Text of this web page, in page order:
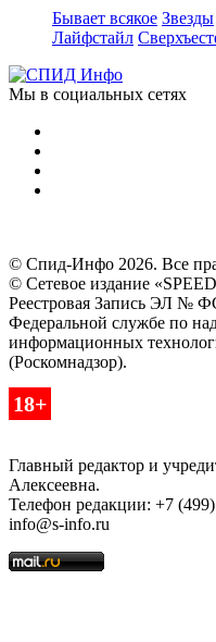
Бывает всякое Звезды
Лайфстайл
Мы в социальных сетях
© Спид-Инфо 2026. Все
© Сетевое издание
Реестровая Запись ЭЛ №
Федеральной службе по
информационных
(Роскомнадзор).
18+
Главный редактор и
Алексеевна.
Телефон редакции: +7
info@s-info.ru